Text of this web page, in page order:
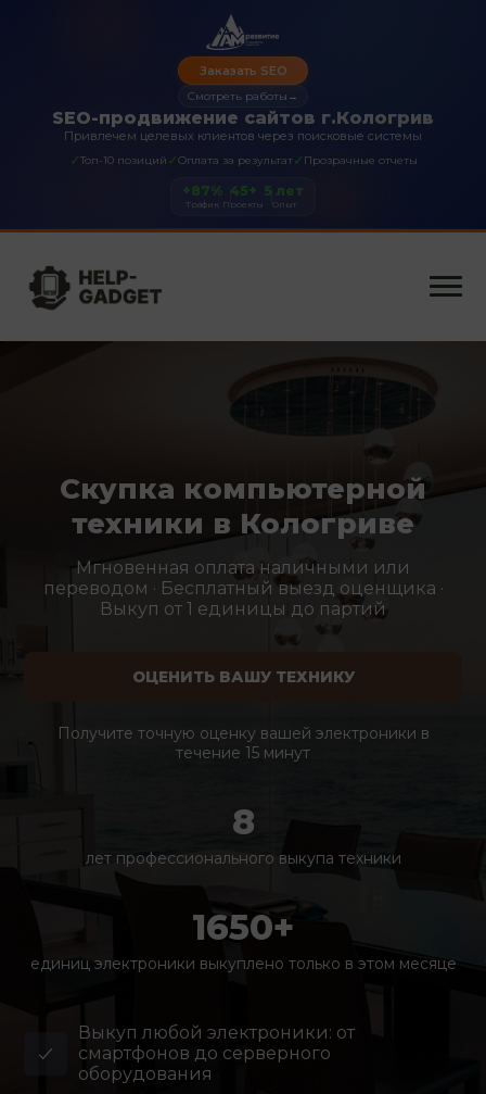
SEO-продвижение сайтов г.Кологрив
Привлечем целевых клиентов через поисковые системы
✓Топ-10 позиций ✓Оплата за результат✓ Прозрачные отчеты
Заказать SEO
Смотреть работы →
+87%
Трафик
45+
Проекты
5 лет
Опыт
Скупка компьютерной
техники в Кологриве
Мгновенная оплата наличными или
переводом · Бесплатный выезд оценщика ·
Выкуп от 1 единицы до партий
ОЦЕНИТЬ ВАШУ ТЕХНИКУ
Получите точную оценку вашей электроники в
течение 15 минут
8
лет профессионального выкупа техники
1650+
единиц электроники выкуплено только в этом месяце
Выкуп любой электроники: от
смартфонов до серверного
оборудования